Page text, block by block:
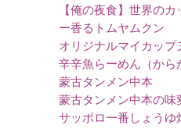
【俺の夜食】世界の
ー香るトムヤムクン
オリジナルマイカップ
辛辛魚らーめん（から
蒙古タンメン中本
蒙古タンメン中本の味
サッポロ一番しょうゆ